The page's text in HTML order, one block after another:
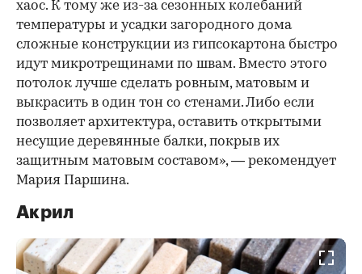
хаос. К тому же из-за сезонных колебаний
температуры и усадки загородного дома
сложные конструкции из гипсокартона быстро
идут микротрещинами по швам. Вместо этого
потолок лучше сделать ровным, матовым и
выкрасить в один тон со стенами. Либо если
позволяет архитектура, оставить открытыми
несущие деревянные балки, покрыв их
защитным матовым составом», — рекомендует
Мария Паршина.
Акрил